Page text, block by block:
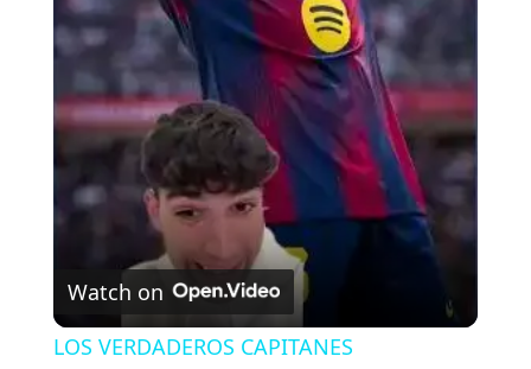
l
a
y
V
i
Watch on
LOS VERDADEROS CAPITANES